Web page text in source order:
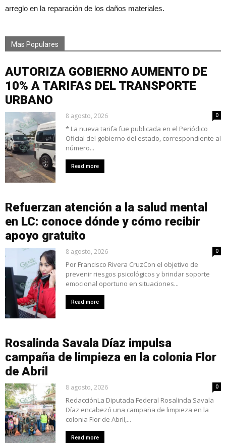
arreglo en la reparación de los daños materiales.
Mas Populares
AUTORIZA GOBIERNO AUMENTO DE
10% A TARIFAS DEL TRANSPORTE
URBANO
8 agosto, 2026 0
* La nueva tarifa fue publicada en el Periódico
Oficial del gobierno del estado, correspondiente al
número...
Read more
Refuerzan atención a la salud mental
en LC: conoce dónde y cómo recibir
apoyo gratuito
8 agosto, 2026 0
Por Francisco Rivera CruzCon el objetivo de
prevenir riesgos psicológicos y brindar soporte
emocional oportuno en situaciones...
Read more
Rosalinda Savala Díaz impulsa
campaña de limpieza en la colonia Flor
de Abril
8 agosto, 2026 0
RedacciónLa Diputada Federal Rosalinda Savala
Díaz encabezó una campaña de limpieza en la
colonia Flor de Abril,...
Read more